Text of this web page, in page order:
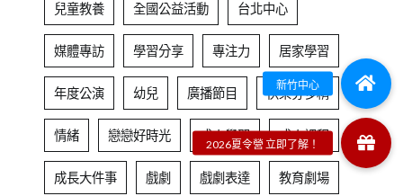
兒童教養 全國公益活動 台北中心
媒體專訪 學習分享 專注力 居家學習
年度公演 幼兒 廣播節目 快樂芬多精
情緒 戀戀好時光 成人學習 成人課程
成長大件事 戲劇 戲劇表達 教育劇場